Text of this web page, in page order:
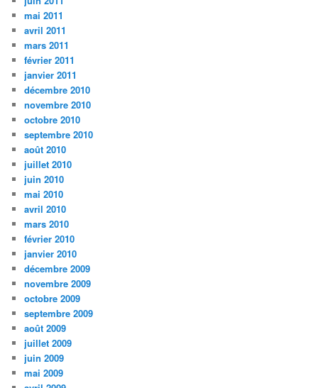
mai 2011
avril 2011
mars 2011
février 2011
janvier 2011
décembre 2010
novembre 2010
octobre 2010
septembre 2010
août 2010
juillet 2010
juin 2010
mai 2010
avril 2010
mars 2010
février 2010
janvier 2010
décembre 2009
novembre 2009
octobre 2009
septembre 2009
août 2009
juillet 2009
juin 2009
mai 2009